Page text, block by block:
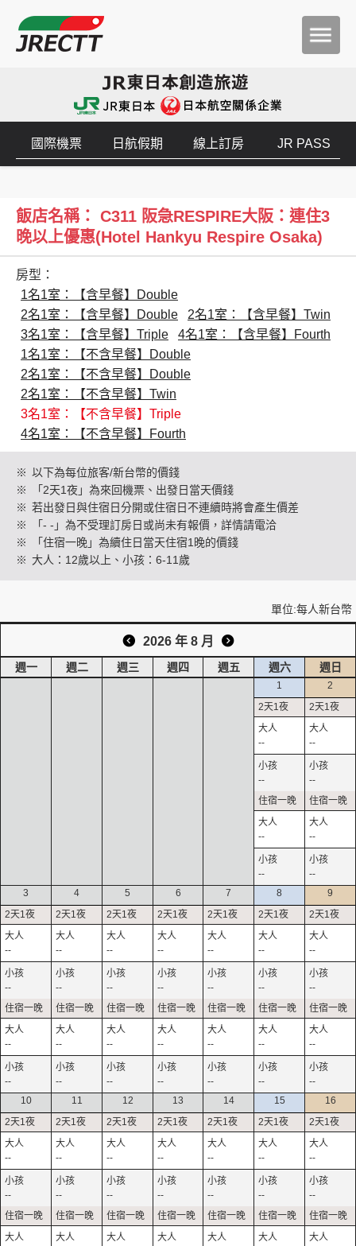
創造旅遊
國際機票 日航假期 線上訂房 JR PASS
飯店名稱： C311 阪急RESPIRE大阪：連住3
晚以上優惠(Hotel Hankyu Respire Osaka)
房型：
1名1室：【含早餐】Double
2名1室：【含早餐】Double
2名1室：【含早餐】Twin
3名1室：【含早餐】Triple
4名1室：【含早餐】Fourth
1名1室：【不含早餐】Double
2名1室：【不含早餐】Double
2名1室：【不含早餐】Twin
3名1室：【不含早餐】Triple
4名1室：【不含早餐】Fourth
※ 以下為每位旅客/新台幣的價錢
※
「2天1夜」為來回機票、出發日當天價錢
※ 若出發日與住宿日分開或住宿日不連續時將會產生價差
※
「- -」為不受理訂房日或尚未有報價，詳情請電洽
※
「住宿一晚」為續住日當天住宿1晚的價錢
※ 大人：12歲以上、小孩：6-11歲
單位:每人新台幣
2026 年 8 月
週一 週二 週三 週四 週五 週六 週日
1
--
--
--
--
2
--
--
--
--
3
--
--
--
--
4
--
--
--
--
5
--
--
--
--
6
--
--
--
--
7
--
--
--
--
8
--
--
--
--
9
--
--
--
--
10
--
--
11
--
--
12
--
--
13
--
--
14
--
--
15
--
--
16
--
--